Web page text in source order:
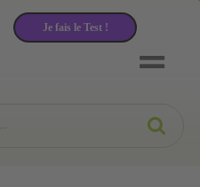
Je fais le Test !